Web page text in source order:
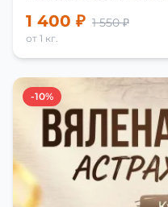
1 400 ₽ 1 550 ₽
от 1 кг.
-10%